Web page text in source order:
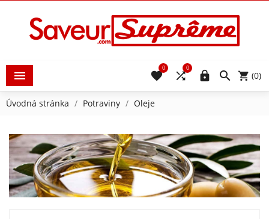
  (0)


0

0
Úvodná stránka Potraviny Oleje